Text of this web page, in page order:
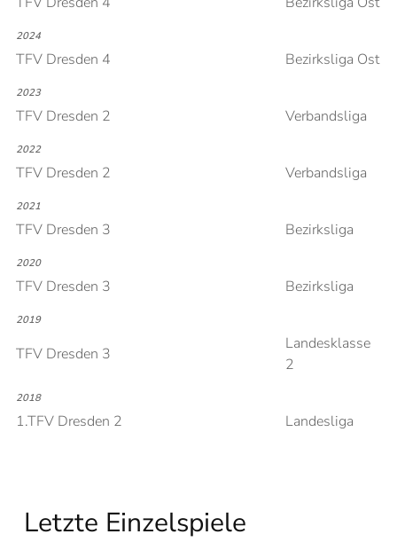
2024
TFV Dresden 4 Bezirksliga Ost
2023
TFV Dresden 2 Verbandsliga
2022
TFV Dresden 2 Verbandsliga
2021
TFV Dresden 3 Bezirksliga
2020
TFV Dresden 3 Bezirksliga
2019
TFV Dresden 3
Landesklasse
2
2018
1.TFV Dresden 2 Landesliga
Letzte Einzelspiele